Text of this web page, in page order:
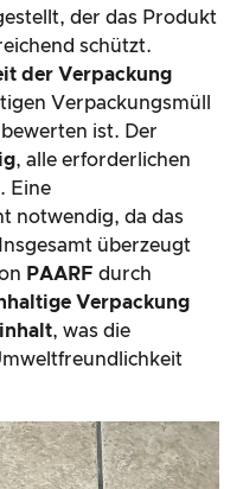
der das Produkt
schützt.
der Verpackung
Verpackungsmüll
ist. Der
, alle erforderlichen
Eine
notwendig, da das
überzeugt
PAARF durch
Verpackung
, was die